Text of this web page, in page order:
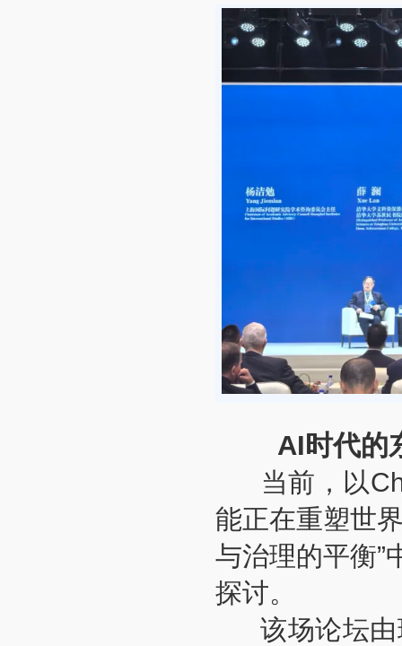
AI时代的
当前，以
能正在重塑世
与治理的平衡”
探讨。
该场论坛由